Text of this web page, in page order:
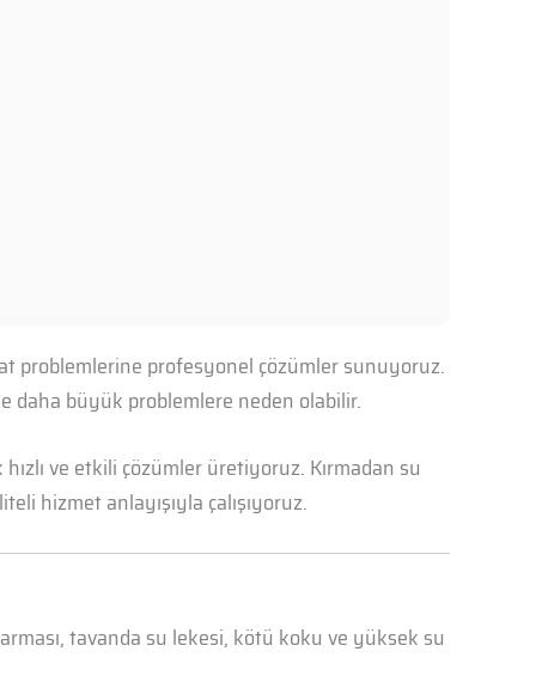
problemlerine profesyonel çözümler sunuyoruz.
daha büyük problemlere neden olabilir.
ve etkili çözümler üretiyoruz. Kırmadan su
hizmet anlayışıyla çalışıyoruz.
tavanda su lekesi, kötü koku ve yüksek su